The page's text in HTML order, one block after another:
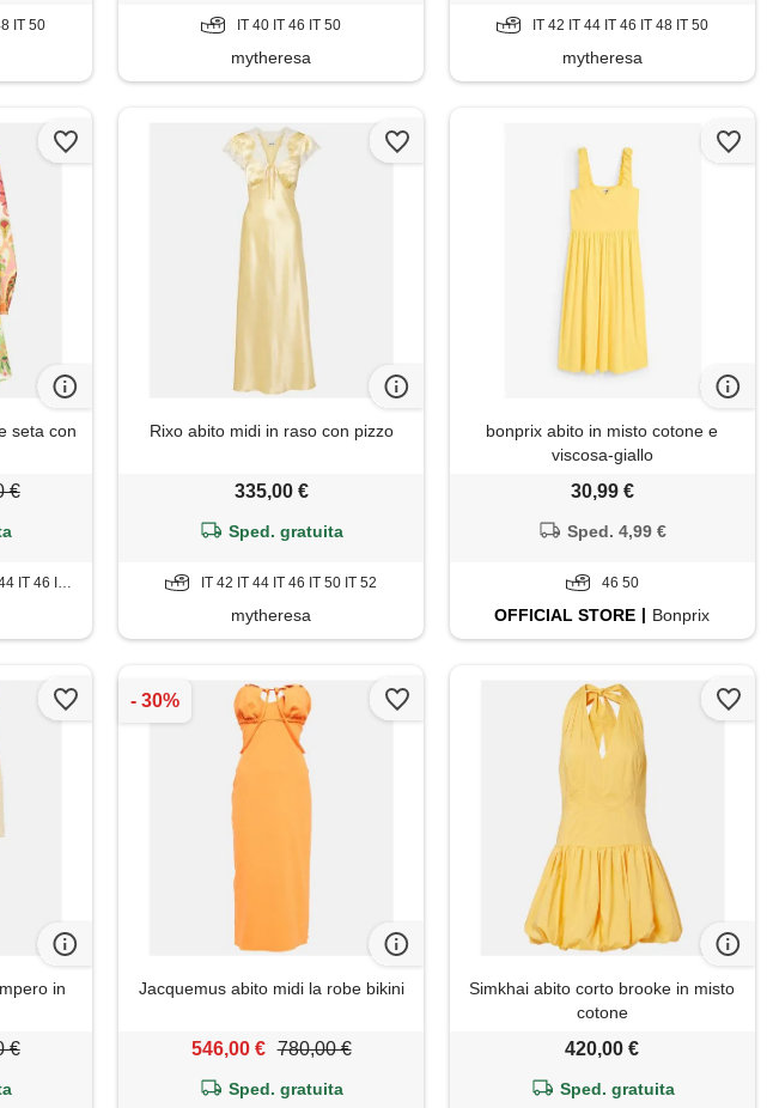
IT 50 IT 40 IT 46 IT 50
mytheresa
IT 42 IT 44 IT 46 IT 48 IT 50
mytheresa
seta con
€
48 IT 50
Rixo abito midi in raso con pizzo
335,00 €
Sped. gratuita
IT 42 IT 44 IT 46 IT 50 IT 52
mytheresa
bonprix abito in misto cotone e
viscosa-giallo
30,99 €
Sped. 4,99 €
46 50
OFFICIAL STORE Bonprix
in
€
Jacquemus abito midi la robe bikini
546,00 € 780,00 €
Sped. gratuita
Simkhai abito corto brooke in misto
cotone
420,00 €
Sped. gratuita